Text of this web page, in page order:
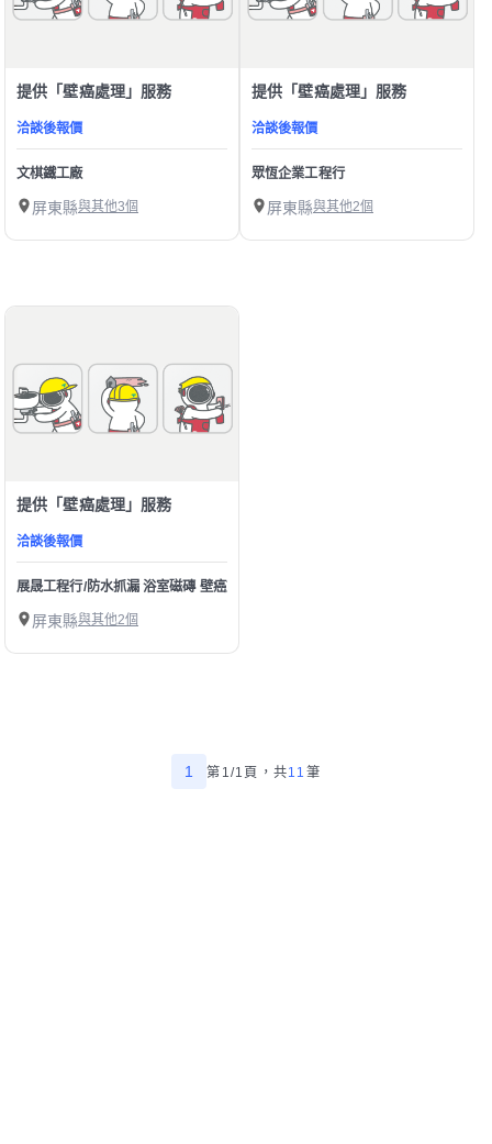
提供「壁癌處理」服務
洽談後報價
文棋鐵工廠
屏東縣與其他3個
提供「壁癌處理」服務
洽談後報價
眾恆企業工程行
屏東縣與其他2個
提供「壁癌處理」服務
洽談後報價
展晟工程行/防水抓漏 浴室磁磚 壁癌施工
屏東縣與其他2個
1 第1/1頁， 共11 筆